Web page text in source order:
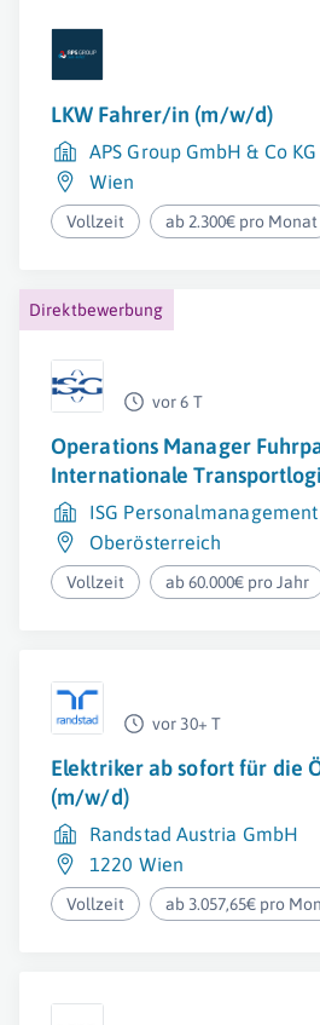
LKW Fahrer/in (m/w/d)
APS Group GmbH & Co KG
Wien
Vollzeit ab 2.300€ pro Monat
Direktbewerbung
vor 6 T
Operations Manager
Internationale
ISG
Oberösterreich
Vollzeit ab 60.000€ pro Jahr
vor 30+ T
Elektriker ab sofort für die
(m/w/d)
Randstad Austria GmbH
1220 Wien
Vollzeit ab 3.057,65€ pro